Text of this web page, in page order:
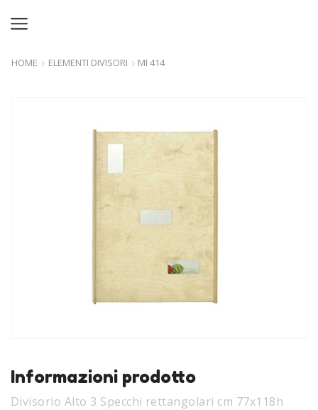
HOME ELEMENTI DIVISORI MI 414
Informazioni prodotto
Divisorio Alto 3 Specchi rettangolari cm 77x118h